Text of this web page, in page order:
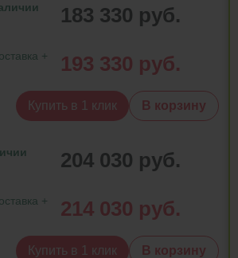
183 330 руб.
+
193 330 руб.
Купить в 1 клик В корзину
204 030 руб.
+
214 030 руб.
Купить в 1 клик В корзину